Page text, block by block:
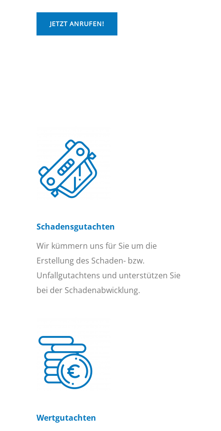
JETZT ANRUFEN!
Schadensgutachten
Wir kümmern uns für Sie um die
Erstellung des Schaden- bzw.
Unfallgutachtens und unterstützen Sie
bei der Schadenabwicklung.
Wertgutachten